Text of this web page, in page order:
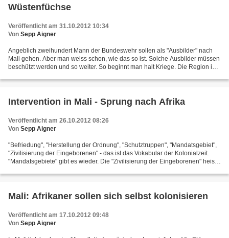
Wüstenfüchse
Veröffentlicht am 31.10.2012 10:34
Von Sepp Aigner
Angeblich zweihundert Mann der Bundeswehr sollen als "Ausbilder" nach
Mali gehen. Aber man weiss schon, wie das so ist. Solche Ausbilder müssen
beschützt werden und so weiter. So beginnt man halt Kriege. Die Region ist
Intervention in Mali - Sprung nach Afrika
Veröffentlicht am 26.10.2012 08:26
Von Sepp Aigner
"Befriedung", "Herstellung der Ordnung", "Schutztruppen", "Mandatsgebiet",
"Zivilisierung der Eingeborenen" - das ist das Vokabular der Kolonialzeit.
"Mandatsgebiete" gibt es wieder. Die "Zivilisierung der Eingeborenen" heisst
Mali: Afrikaner sollen sich selbst kolonisieren
Veröffentlicht am 17.10.2012 09:48
Von Sepp Aigner